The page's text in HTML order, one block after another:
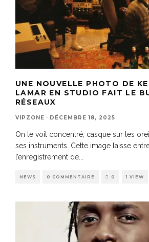
UNE NOUVELLE PHOTO DE
LAMAR EN STUDIO FAIT LE
RÉSEAUX
VIPZONE · DÉCEMBRE 18, 2025
On le voit concentré, casque sur les
ses instruments. Cette image laisse
l’enregistrement de...
NEWS 0 COMMENTAIRE 0 1 VIEW